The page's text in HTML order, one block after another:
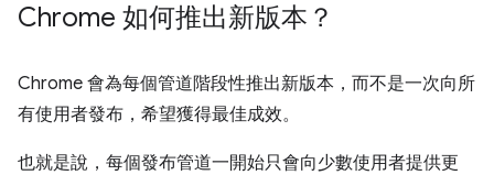
Chrome 如何推出新版本？
Chrome 會為每個管道階段性推出新版本，而不是一次向所
有使用者發布，希望獲得最佳成效。
也就是說，每個發布管道一開始只會向少數使用者提供更